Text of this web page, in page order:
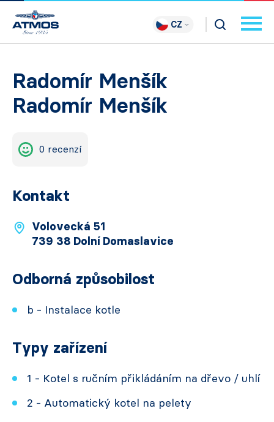
CZ
Radomír Menšík
Radomír Menšík
0 recenzí
Kontakt
Volovecká 51
739 38 Dolní Domaslavice
Odborná způsobilost
b - Instalace kotle
Typy zařízení
1 - Kotel s ručním přikládáním na dřevo / uhlí
2 - Automatický kotel na pelety